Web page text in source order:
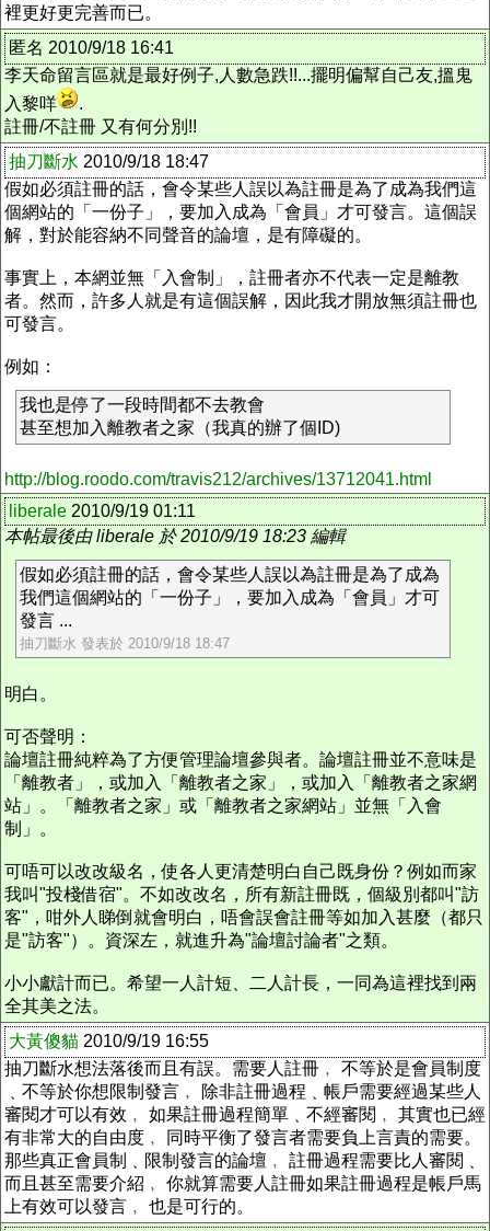
裡更好更完善而已。
匿名 2010/9/18 16:41
李天命留言區就是最好例子,人數急跌!!...擺明偏幫自己友,搵鬼
入黎咩
.
註冊/不註冊 又有何分別!!
抽刀斷水 2010/9/18 18:47
假如必須註冊的話，會令某些人誤以為註冊是為了成為我們這
個網站的「一份子」，要加入成為「會員」才可發言。這個誤
解，對於能容納不同聲音的論壇，是有障礙的。
事實上，本網並無「入會制」，註冊者亦不代表一定是離教
者。然而，許多人就是有這個誤解，因此我才開放無須註冊也
可發言。
例如：
我也是停了一段時間都不去教會
甚至想加入離教者之家（我真的辦了個ID)
http://blog.roodo.com/travis212/archives/13712041.html
liberale 2010/9/19 01:11
本帖最後由 liberale 於 2010/9/19 18:23 編輯
假如必須註冊的話，會令某些人誤以為註冊是為了成為
我們這個網站的「一份子」，要加入成為「會員」才可
發言 ...
抽刀斷水 發表於 2010/9/18 18:47
明白。
可否聲明：
論壇註冊純粹為了方便管理論壇參與者。論壇註冊並不意味是
「離教者」，或加入「離教者之家」，或加入「離教者之家網
站」。「離教者之家」或「離教者之家網站」並無「入會
制」。
可唔可以改改級名，使各人更清楚明白自己既身份？例如而家
我叫"投棧借宿"。不如改改名，所有新註冊既，個級別都叫"訪
客"，咁外人睇倒就會明白，唔會誤會註冊等如加入甚麼（都只
是"訪客"）。資深左，就進升為"論壇討論者"之類。
小小獻計而已。希望一人計短、二人計長，一同為這裡找到兩
全其美之法。
大黃傻貓 2010/9/19 16:55
抽刀斷水想法落後而且有誤。需要人註冊﹐ 不等於是會員制度
﹑不等於你想限制發言﹐ 除非註冊過程﹑帳戶需要經過某些人
審閱才可以有效﹐ 如果註冊過程簡單﹑不經審閱﹐ 其實也已經
有非常大的自由度﹐ 同時平衡了發言者需要負上言責的需要。
那些真正會員制﹑限制發言的論壇﹐ 註冊過程需要比人審閱﹑
而且甚至需要介紹﹐ 你就算需要人註冊如果註冊過程是帳戶馬
上有效可以發言﹐ 也是可行的。